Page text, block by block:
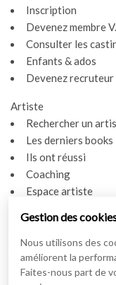
Inscription
Devenez membre
Consulter les
Enfants & ados
Devenez recruteur
Artiste
Rechercher un
Les derniers books
Ils ont réussi
Coaching
Espace artiste
Actualités
Actualités
Vidéos
Interviews
Gestion des
Nous utilisons des
améliorent la
Faites-nous part de